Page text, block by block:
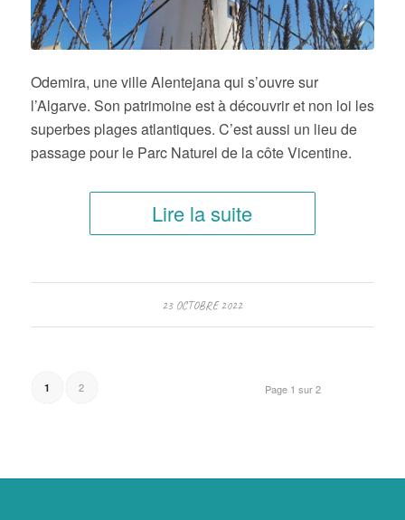
Odemira, une ville Alentejana qui s’ouvre sur
l’Algarve. Son patrimoine est à découvrir et non loi les
superbes plages atlantiques. C’est aussi un lieu de
passage pour le Parc Naturel de la côte Vicentine.
Lire la suite
23 OCTOBRE 2022
Page 1 sur 2
1 2